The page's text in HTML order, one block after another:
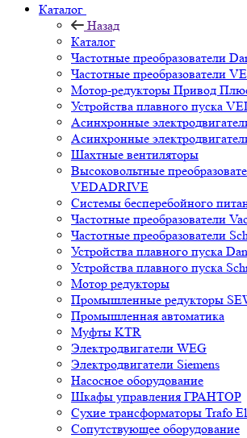
Каталог
Назад
Каталог
Частотные преобразователи
Частотные преобразователи
Мотор-редукторы Привод
Устройства плавного пуска
Асинхронные
Асинхронные
Шахтные вентиляторы
Высоковольтные
VEDADRIVE
Системы бесперебойного
Частотные преобразователи
Частотные преобразователи
Устройства плавного пуска
Устройства плавного пуска
Мотор редукторы
Промышленные редукторы
Промышленная автоматика
Муфты KTR
Электродвигатели WEG
Электродвигатели Siemens
Насосное оборудование
Шкафы управления ГРАНТОР
Сухие трансформаторы Trafo
Сопутствующее оборудование